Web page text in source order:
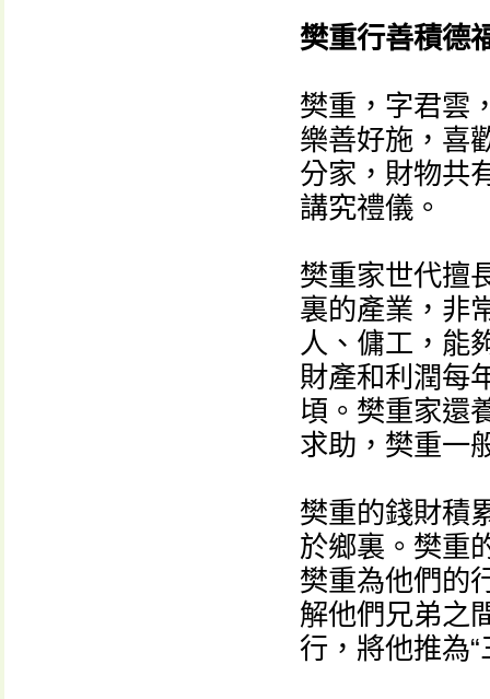
樊重行善積德
樊重，字君雲
樂善好施，喜
分家，財物共
講究禮儀。
樊重家世代擅
裏的產業，非
人、傭工，能
財產和利潤每
頃。樊重家還
求助，樊重一
樊重的錢財積
於鄉裏。樊重
樊重為他們的
解他們兄弟之
行，將他推為“